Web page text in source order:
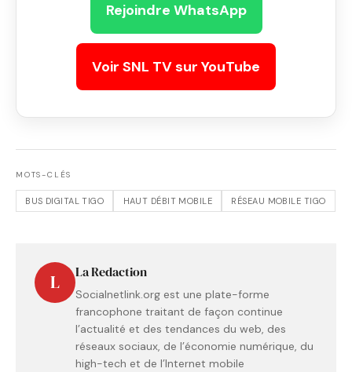
Rejoindre WhatsApp
Voir SNL TV sur YouTube
MOTS-CLÉS
BUS DIGITAL TIGO HAUT DÉBIT MOBILE RÉSEAU MOBILE TIGO
L La Redaction
Socialnetlink.org est une plate-forme
francophone traitant de façon continue
l’actualité et des tendances du web, des
réseaux sociaux, de l’économie numérique, du
high-tech et de l’Internet mobile